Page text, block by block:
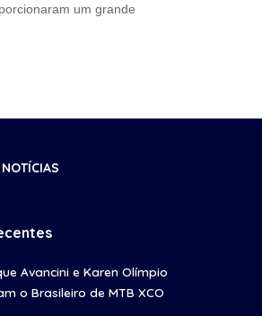
um grande
Avancini e Karen Olímpio
o Brasileiro de MTB XCO